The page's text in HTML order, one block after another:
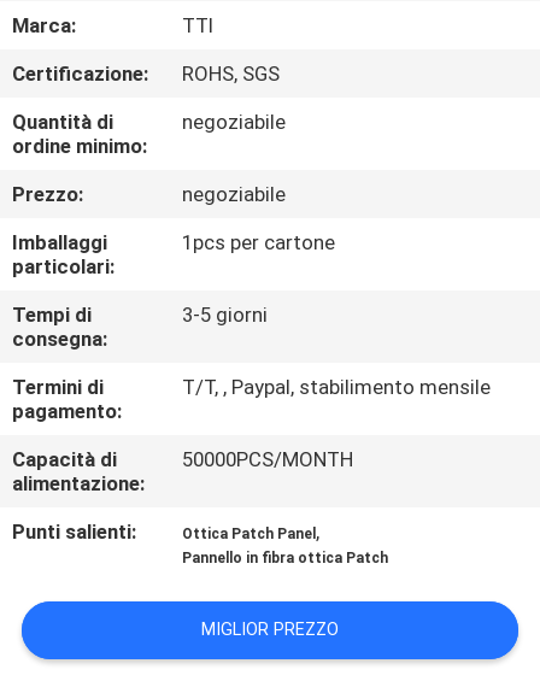
GIRO
DELLA
FABBRICA
CONTROLLO
DI
QUALITÀ
CONTATTICI
RICHIEDA
UNA
DEL
SITO
Marca:
TTI
Certificazione:
ROHS, SGS
Quantità di
ordine minimo:
negoziabile
Prezzo:
negoziabile
Imballaggi
particolari:
1pcs per cartone
Tempi di
consegna:
3-5 giorni
Termini di
pagamento:
T/T, , Paypal, stabilimento mensile
Capacità di
alimentazione:
50000PCS/MONTH
Punti salienti: Ottica Patch Panel ,
Pannello in fibra ottica Patch
MIGLIOR PREZZO